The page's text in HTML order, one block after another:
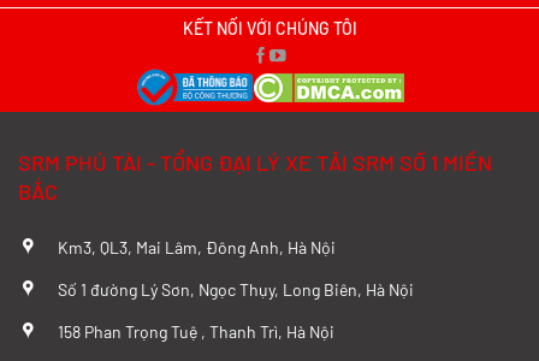
KẾT NỐI VỚI CHÚNG TÔI
SRM PHÚ TÀI - TỔNG ĐẠI LÝ XE TẢI SRM SỐ 1 MIỀN
BẮC
Km3, QL3, Mai Lâm, Đông Anh, Hà Nội
Số 1 đường Lý Sơn, Ngọc Thụy, Long Biên, Hà Nội
158 Phan Trọng Tuệ , Thanh Trì, Hà Nội